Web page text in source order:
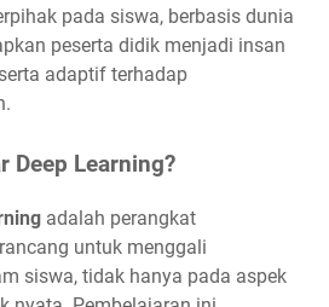
pada siswa, berbasis dunia
peserta didik menjadi insan
adaptif terhadap
Deep Learning?
adalah perangkat
untuk menggali
siswa, tidak hanya pada aspek